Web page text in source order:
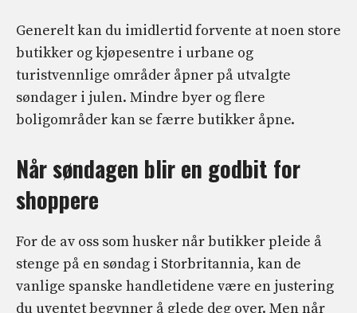
Generelt kan du imidlertid forvente at noen store
butikker og kjøpesentre i urbane og
turistvennlige områder åpner på utvalgte
søndager i julen. Mindre byer og flere
boligområder kan se færre butikker åpne.
Når søndagen blir en godbit for
shoppere
For de av oss som husker når butikker pleide å
stenge på en søndag i Storbritannia, kan de
vanlige spanske handletidene være en justering
du uventet begynner å glede deg over. Men når